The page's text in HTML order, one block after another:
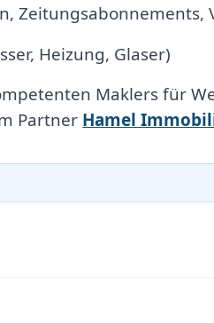
Zeitungsabonnements,
Heizung, Glaser)
Maklers für
Partner Hamel